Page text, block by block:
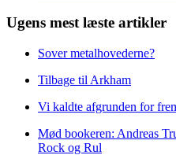
Ugens mest læste artikler
Sover metalhovederne?
Tilbage til Arkham
Vi kaldte afgrunden for
Mød bookeren: Andreas
Rock og Rul